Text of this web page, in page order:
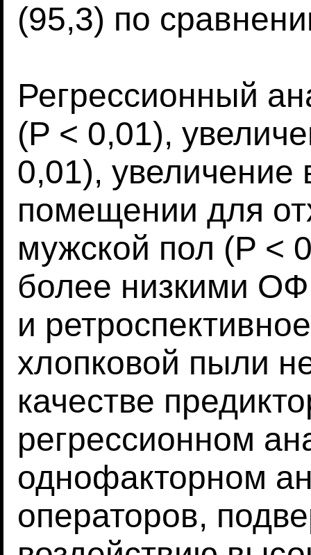
(95,3) по
Регрессионный
(P < 0,01),
0,01),
помещении для
мужской пол (P <
более низкими
и
хлопковой пыли
качестве
регрессионном
однофакторном
операторов,